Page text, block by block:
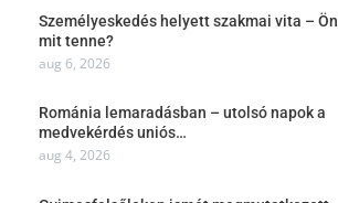
Személyeskedés helyett szakmai vita – Ön
mit tenne?
aug 6, 2026
Románia lemaradásban – utolsó napok a
medvekérdés uniós…
aug 4, 2026